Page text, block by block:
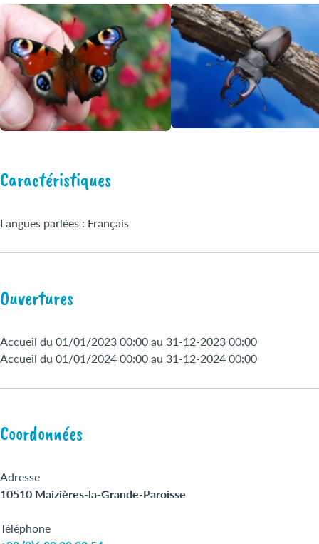
Caractéristiques
Langues parlées : Français
Ouvertures
Accueil du 01/01/2023 00:00 au 31-12-2023 00:00
Accueil du 01/01/2024 00:00 au 31-12-2024 00:00
Coordonnées
Adresse
10510 Maizières-la-Grande-Paroisse
Téléphone